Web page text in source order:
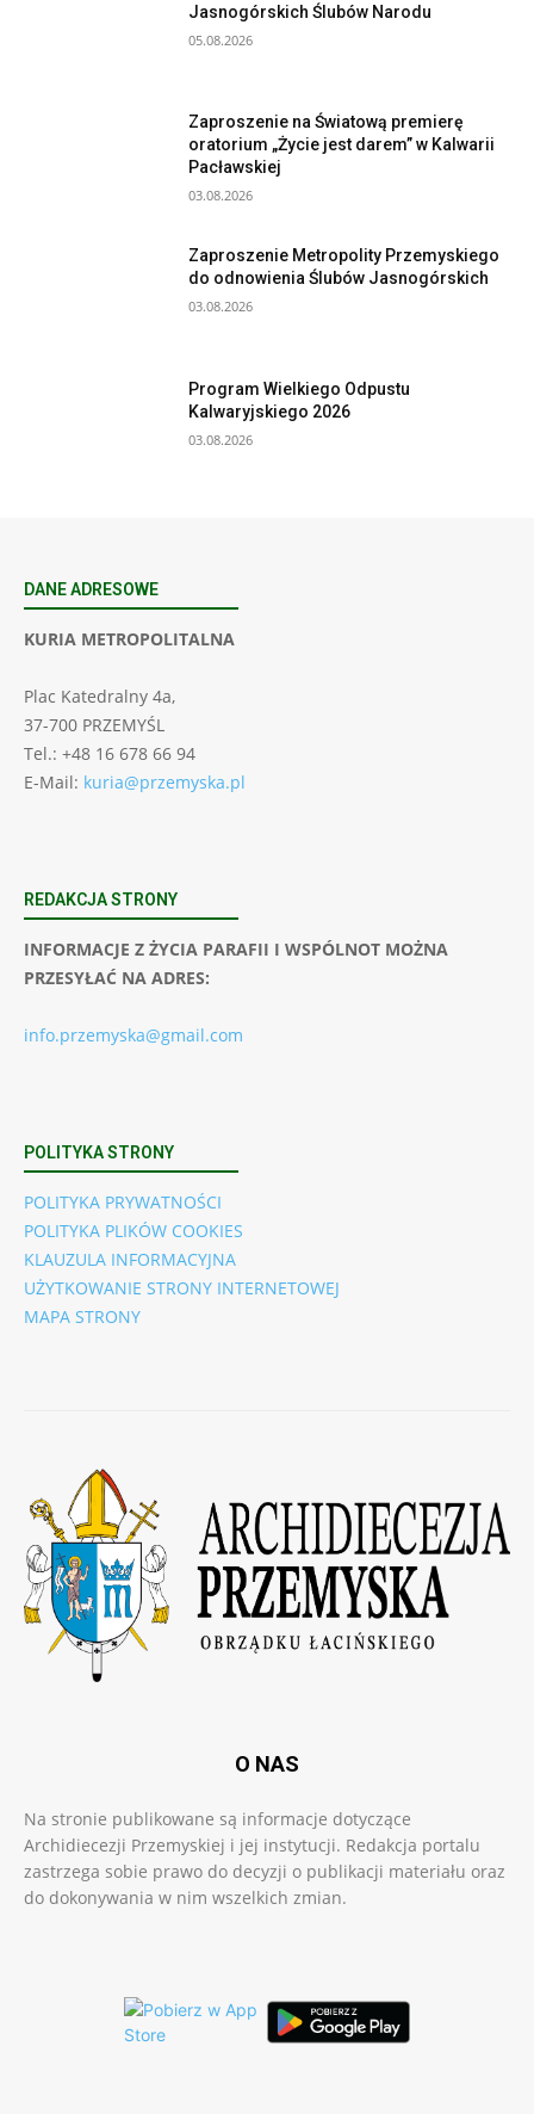
Jasnogórskich Ślubów Narodu
05.08.2026
Zaproszenie na Światową premierę
oratorium „Życie jest darem” w Kalwarii
Pacławskiej
03.08.2026
Zaproszenie Metropolity Przemyskiego
do odnowienia Ślubów Jasnogórskich
03.08.2026
Program Wielkiego Odpustu
Kalwaryjskiego 2026
03.08.2026
DANE ADRESOWE
KURIA METROPOLITALNA
Plac Katedralny 4a,
37-700 PRZEMYŚL
Tel.: +48 16 678 66 94
E-Mail: kuria@przemyska.pl
REDAKCJA STRONY
INFORMACJE Z ŻYCIA PARAFII I WSPÓLNOT MOŻNA
PRZESYŁAĆ NA ADRES:
info.przemyska@gmail.com
POLITYKA STRONY
POLITYKA PRYWATNOŚCI
POLITYKA PLIKÓW COOKIES
KLAUZULA INFORMACYJNA
UŻYTKOWANIE STRONY INTERNETOWEJ
MAPA STRONY
O NAS
Na stronie publikowane są informacje dotyczące
Archidiecezji Przemyskiej i jej instytucji. Redakcja portalu
zastrzega sobie prawo do decyzji o publikacji materiału oraz
do dokonywania w nim wszelkich zmian.